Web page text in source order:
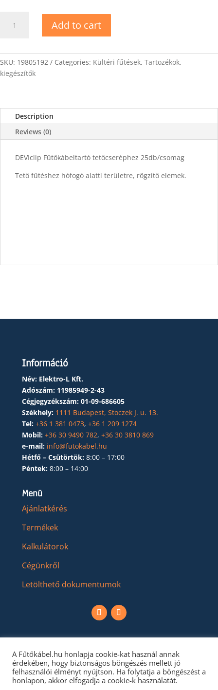
Kábeltartó
tetőcseréphez
quantity
Add to cart
SKU: 19805192 Categories: Kültéri fűtések, Tartozékok,
kiegészítők
Description
Reviews (0)
DEVIclip Fűtőkábeltartó tetőcseréphez 25db/csomag
Tető fűtéshez hófogó alatti területre, rögzítő elemek.
Információ
Név: Elektro-L Kft.
Adószám: 11985949-2-43
Cégjegyzékszám: 01-09-686605
Székhely: 1111 Budapest, Stoczek J. u. 13.
Tel: +36 1 381 0473, +36 1 209 1274
Mobil: +36 30 9490 782, +36 30 3810 869
e-mail: info@futokabel.hu
Hétfő – Csütörtök: 8:00 – 17:00
Péntek: 8:00 – 14:00
Menü
Ajánlatkérés
Termékek
Kalkulátorok
Cégünkről
Letölthető dokumentumok
A Fűtőkábel.hu honlapja cookie-kat használ annak
érdekében, hogy biztonságos böngészés mellett jó
felhasználói élményt nyújtson. Ha folytatja a böngészést a
honlapon, akkor elfogadja a cookie-k használatát.